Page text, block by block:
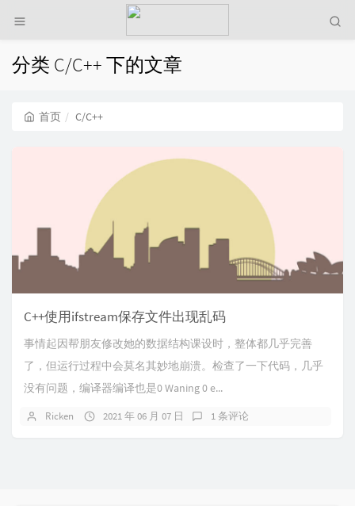
分类 C/C++ 下的文章
首页 C/C++
C++使用ifstream保存文件出现乱码
事情起因帮朋友修改她的数据结构课设时，整体都几乎完善
了，但运行过程中会莫名其妙地崩溃。检查了一下代码，几乎
没有问题，编译器编译也是0 Waning 0 e...
Ricken 2021 年 06 月 07 日 1 条评论